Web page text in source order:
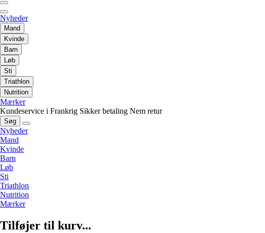
Nyheder
Mand
Kvinde
Barn
Løb
Sti
Triathlon
Nutrition
Mærker
Kundeservice i Frankrig Sikker betaling Nem retur
Søg
Nyheder
Mand
Kvinde
Barn
Løb
Sti
Triathlon
Nutrition
Mærker
Tilføjer til kurv...